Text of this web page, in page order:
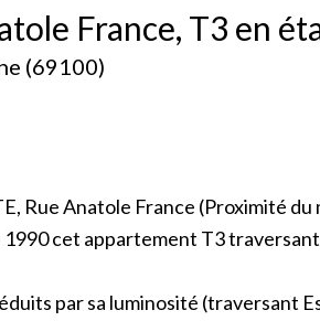
France, T3 en
(69100)
Rue Anatole France (Proximité
cet appartement T3 traversant
par sa luminosité (traversant